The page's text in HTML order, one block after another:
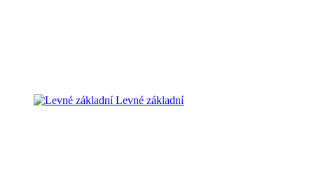
Levné základní